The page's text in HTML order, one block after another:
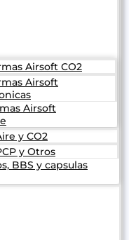
Airsoft CO2
Airsoft
Airsoft
y CO2
y Otros
BBS y capsulas